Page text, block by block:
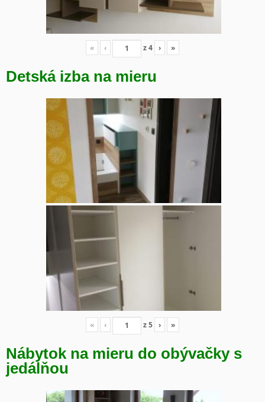
« ‹ z4 › »
Detská izba na mieru
« ‹ z5 › »
Nábytok na mieru do obývačky s
jedálňou